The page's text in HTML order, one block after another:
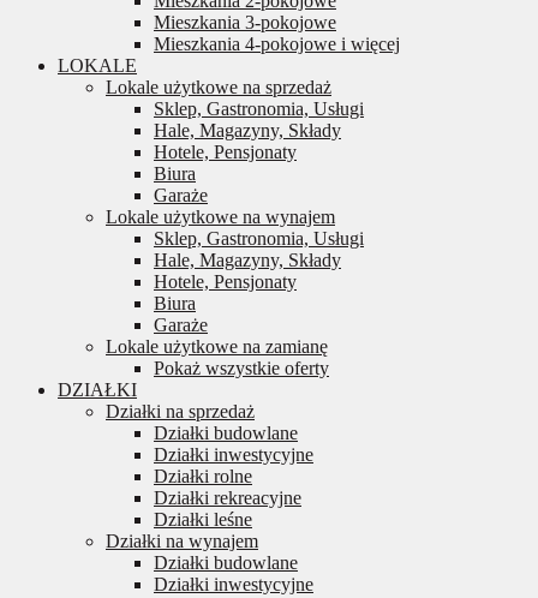
Mieszkania 3-pokojowe
Mieszkania 4-pokojowe i więcej
LOKALE
Lokale użytkowe na sprzedaż
Sklep, Gastronomia, Usługi
Hale, Magazyny, Składy
Hotele, Pensjonaty
Biura
Garaże
Lokale użytkowe na wynajem
Sklep, Gastronomia, Usługi
Hale, Magazyny, Składy
Hotele, Pensjonaty
Biura
Garaże
Lokale użytkowe na zamianę
Pokaż wszystkie oferty
DZIAŁKI
Działki na sprzedaż
Działki budowlane
Działki inwestycyjne
Działki rolne
Działki rekreacyjne
Działki leśne
Działki na wynajem
Działki budowlane
Działki inwestycyjne